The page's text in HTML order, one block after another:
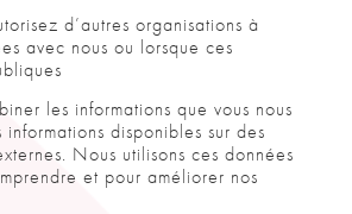
d’autres organisations à
avec nous ou lorsque ces
les informations que vous nous
disponibles sur des
Nous utilisons ces données
et pour améliorer nos